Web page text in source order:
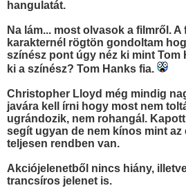
hangulatát.
Na lám... most olvasok a filmről.
karakternél rögtön gondoltam
színész pont úgy néz ki mint Tom
ki a színész? Tom Hanks fia.
Christopher Lloyd még mindig
javára kell írni hogy most nem
ugrándozik, nem rohangál.
segít ugyan de nem kínos mint az
teljesen rendben van.
Akciójelenetből nincs hiány,
trancsíros jelenet is.